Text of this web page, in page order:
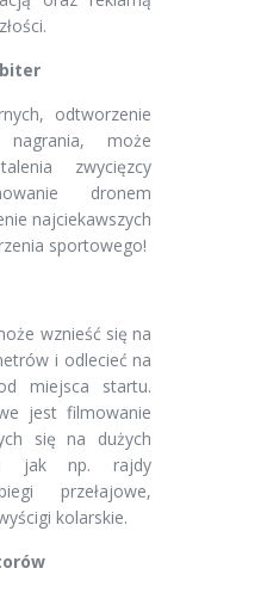
odtworzenie
może
zwycięzcy
dronem
najciekawszych
sportowego!
wznieść się na
i odlecieć na
miejsca startu.
jest filmowanie
się na dużych
jak np. rajdy
przełajowe,
kolarskie.